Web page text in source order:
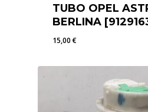
TUBO OPEL
BERLINA
15,00€